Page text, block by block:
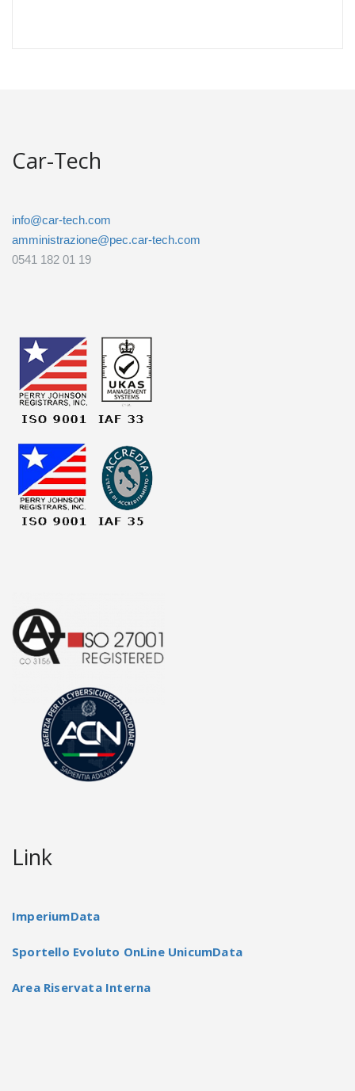
Car-Tech
info@car-tech.com
amministrazione@pec.car-tech.com
0541 182 01 19
Link
ImperiumData
Sportello Evoluto OnLine UnicumData
Area Riservata Interna